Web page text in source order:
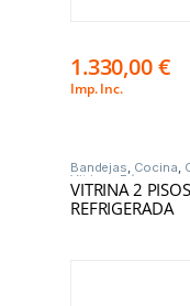
1.330,00€
Imp. Inc.
Bandejas, Cocina,
Vitrinas Frío
VITRINA 2
REFRIGERADA